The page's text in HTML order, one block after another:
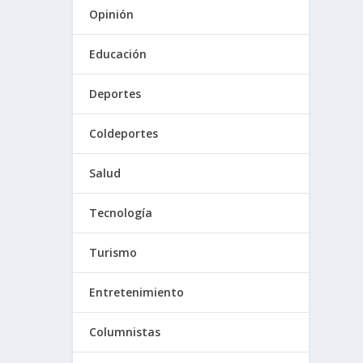
Opinión
Educación
Deportes
Coldeportes
Salud
Tecnología
Turismo
Entretenimiento
Columnistas